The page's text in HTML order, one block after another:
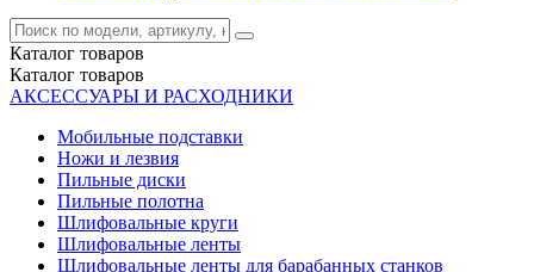
Каталог товаров
Каталог товаров
АКСЕССУАРЫ И РАСХОДНИКИ
Мобильные подставки
Ножи и лезвия
Пильные диски
Пильные полотна
Шлифовальные круги
Шлифовальные ленты
Шлифовальные ленты для барабанных станков